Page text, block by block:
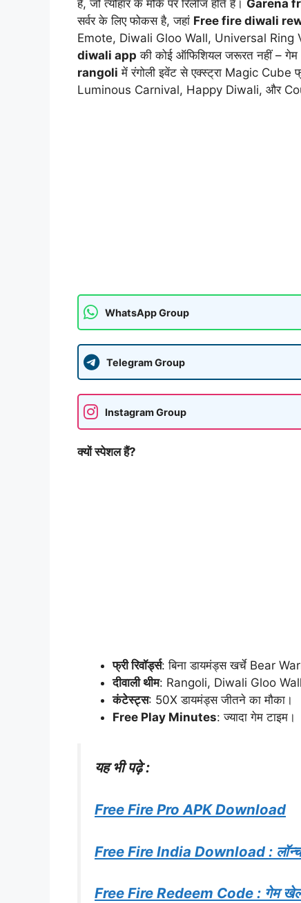
हैं, जो त्योहार के मौके पर रिलीज होते हैं। Garena
सर्वर के लिए फोकस है, जहां Free fire diwali
Emote, Diwali Gloo Wall, Universal Ring
diwali app की कोई ऑफिशियल जरूरत नहीं – गेम
rangoli में रंगोली इवेंट से एक्स्ट्रा Magic Cube
Luminous Carnival, Happy Diwali, और
WhatsApp Group
Telegram Group
Instagram Group
क्यों स्पेशल हैं?
फ्री रिवॉर्ड्स: बिना डायमंड्स खर्चे Bear
दीवाली थीम: Rangoli, Diwali Gloo
कंटेस्ट्स: 50X डायमंड्स जीतने का मौका।
Free Play Minutes: ज्यादा गेम टाइम।
यह भी पढ़े :
Free Fire Pro APK Download
Free Fire India Download :
Free Fire Redeem Code : गेम